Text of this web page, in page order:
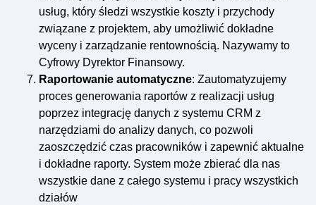
usług, który śledzi wszystkie koszty i przychody
związane z projektem, aby umożliwić dokładne
wyceny i zarządzanie rentownością. Nazywamy to
Cyfrowy Dyrektor Finansowy.
Raportowanie automatyczne: Zautomatyzujemy
proces generowania raportów z realizacji usług
poprzez integrację danych z systemu CRM z
narzędziami do analizy danych, co pozwoli
zaoszczędzić czas pracowników i zapewnić aktualne
i dokładne raporty. System może zbierać dla nas
wszystkie dane z całego systemu i pracy wszystkich
działów